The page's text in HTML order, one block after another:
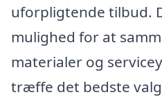
uforpligtende tilbud.
mulighed for at
materialer og
træffe det bedste